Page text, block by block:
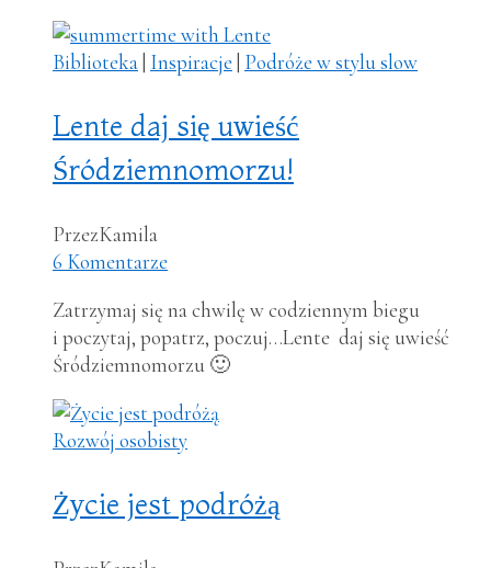
Biblioteka Inspiracje Podróże w stylu slow
Lente daj się uwieść
Śródziemnomorzu!
PrzezKamila
6 Komentarze
Zatrzymaj się na chwilę w codziennym biegu
i poczytaj, popatrz, poczuj…Lente daj się uwieść
Śródziemnomorzu 🙂
Rozwój osobisty
Życie jest podróżą